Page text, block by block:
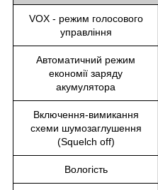
VOX - режим голосового
управління
Автоматичний режим
економії заряду
акумулятора
Включення-вимикання
схеми шумозаглушення
(Squelch off)
Вологість